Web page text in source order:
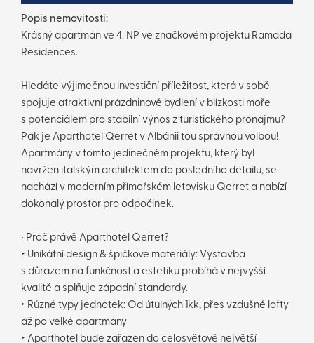
Popis nemovitosti:
Krásný apartmán ve 4. NP ve značkovém projektu Ramada
Residences.
Hledáte výjimečnou investiční příležitost, která v sobě
spojuje atraktivní prázdninové bydlení v blízkosti moře
s potenciálem pro stabilní výnos z turistického pronájmu?
Pak je Aparthotel Qerret v Albánii tou správnou volbou!
Apartmány v tomto jedinečném projektu, který byl
navržen italským architektem do posledního detailu, se
nachází v moderním přímořském letovisku Qerret a nabízí
dokonalý prostor pro odpočinek.
• Proč právě Aparthotel Qerret?
‣ Unikátní design & špičkové materiály: Výstavba
s důrazem na funkčnost a estetiku probíhá v nejvyšší
kvalitě a splňuje západní standardy.
‣ Různé typy jednotek: Od útulných 1kk, přes vzdušné lofty
až po velké apartmány
‣ Aparthotel bude zařazen do celosvětově největší